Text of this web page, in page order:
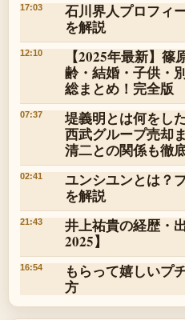
17:03
石川界人プロフィ
を解説
12:10
【2025年最新】
齢・結婚・子供・
総まとめ！完全版
07:37
堤義明とは何をし
西武グループ売却
清二との関係も徹
02:41
ユンシユンとは？
を解説
21:43
井上祐貴の経歴・
2025】
16:54
もらって嬉しいプ
方